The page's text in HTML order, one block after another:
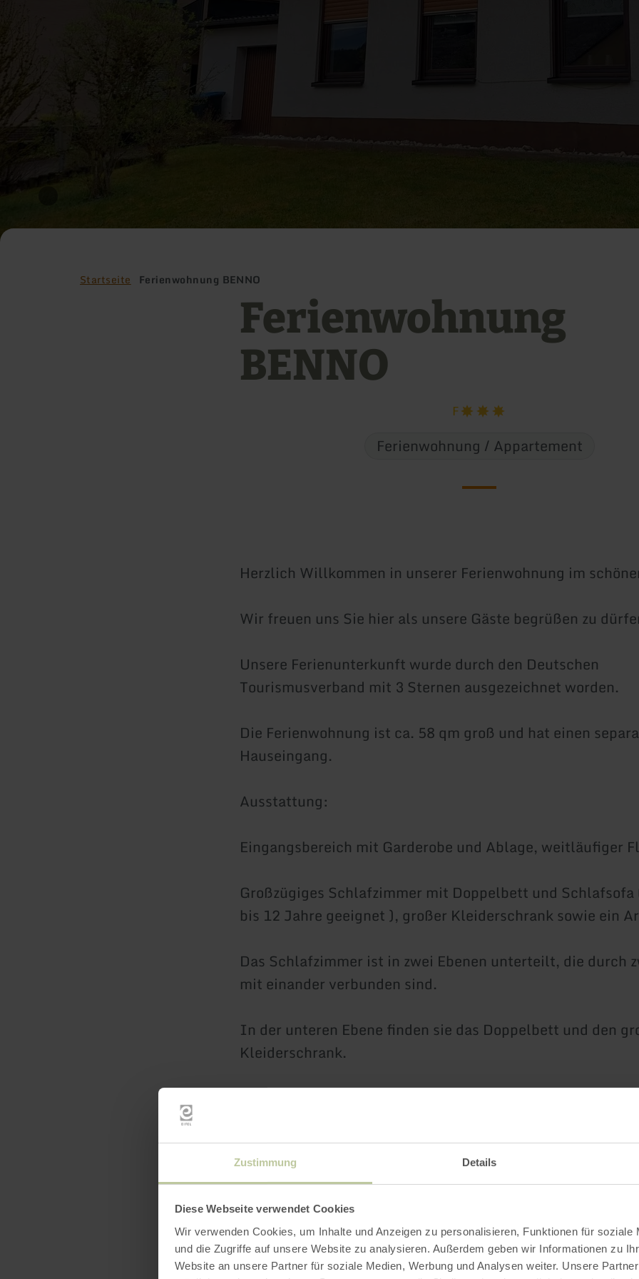
Zustimmung Details
Diese Webseite verwendet Cookies
Wir verwenden Cookies, um Inhalte und Anzeigen zu personalisieren, Funktionen für soziale
und die Zugriffe auf unsere Website zu analysieren. Außerdem geben wir Informationen zu
Website an unsere Partner für soziale Medien, Werbung und Analysen weiter. Unsere
Startseite Ferienwohnung BENNO
Ferienwohnung
BENNO
F
Ferienwohnung / Appartement
Herzlich Willkommen in unserer Ferienwohnung im
Wir freuen uns Sie hier als unsere Gäste begrüßen zu
Unsere Ferienunterkunft wurde durch den Deutschen
Tourismusverband mit 3 Sternen ausgezeichnet worden.
Die Ferienwohnung ist ca. 58 qm groß und hat einen
Hauseingang.
Ausstattung:
Eingangsbereich mit Garderobe und Ablage, weitläufiger
Großzügiges Schlafzimmer mit Doppelbett und
bis 12 Jahre geeignet ), großer Kleiderschrank sowie ein
Das Schlafzimmer ist in zwei Ebenen unterteilt, die durch
mit einander verbunden sind.
In der unteren Ebene finden sie das Doppelbett und den
Kleiderschrank.
Tageslichtbad mit Regendusche.
Separater Toilettenraum.
Offene Küche mit Essbereich, Backofen, Cerankochfeld,
mit Gefrierfach, Microwelle, Kaffeemaschine,